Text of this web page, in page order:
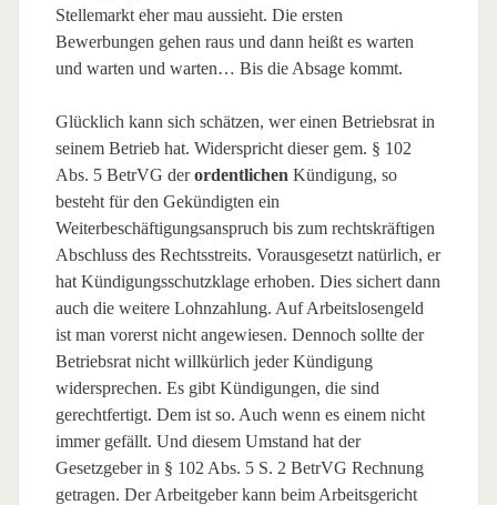
Stellemarkt eher mau aussieht. Die ersten
Bewerbungen gehen raus und dann heißt es warten
und warten und warten… Bis die Absage kommt.
Glücklich kann sich schätzen, wer einen Betriebsrat in
seinem Betrieb hat. Widerspricht dieser gem. § 102
Abs. 5 BetrVG derordentlichen Kündigung, so
besteht für den Gekündigten ein
Weiterbeschäftigungsanspruch bis zum rechtskräftigen
Abschluss des Rechtsstreits. Vorausgesetzt natürlich, er
hat Kündigungsschutzklage erhoben. Dies sichert dann
auch die weitere Lohnzahlung. Auf Arbeitslosengeld
ist man vorerst nicht angewiesen. Dennoch sollte der
Betriebsrat nicht willkürlich jeder Kündigung
widersprechen. Es gibt Kündigungen, die sind
gerechtfertigt. Dem ist so. Auch wenn es einem nicht
immer gefällt. Und diesem Umstand hat der
Gesetzgeber in § 102 Abs. 5 S. 2 BetrVG Rechnung
getragen. Der Arbeitgeber kann beim Arbeitsgericht